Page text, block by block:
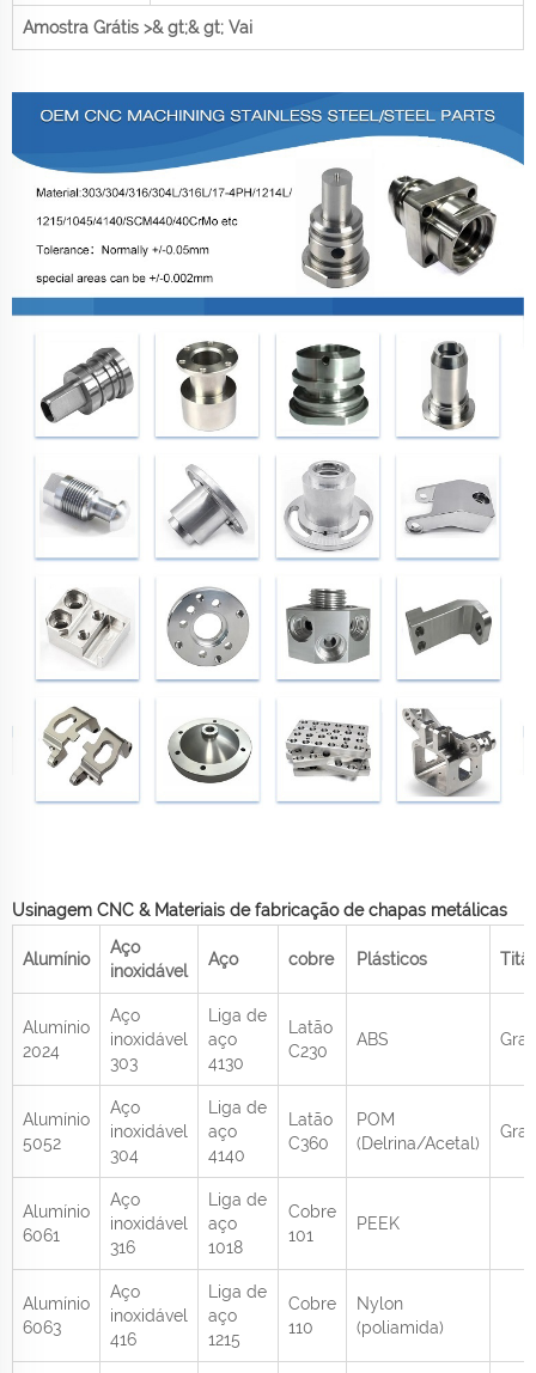
Amostra Grátis >& gt;& gt; Vai
Usinagem CNC & Materiais de fabricação de chapas metálicas
Alumínio
Aço
inoxidável
Aço cobre Plásticos
Alumínio
2024
Aço
inoxidável
303
Liga de
aço
4130
Latão
C230
ABS
Alumínio
5052
Aço
inoxidável
304
Liga de
aço
4140
Latão
C360
POM
(Delrina/Acetal)
Alumínio
6061
Aço
inoxidável
316
Liga de
aço
1018
Cobre
101
PEEK
Alumínio
6063
Aço
inoxidável
416
Liga de
aço
1215
Cobre
110
Nylon
(poliamida)